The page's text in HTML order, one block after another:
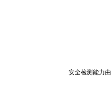
安全检测能力由